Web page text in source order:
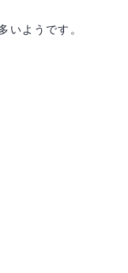
いようです。